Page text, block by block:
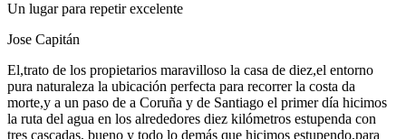
Un lugar para repetir excelente
Jose Capitán
El,trato de los propietarios maravilloso la casa de diez,el entorno
pura naturaleza la ubicación perfecta para recorrer la costa da
morte,y a un paso de a Coruña y de Santiago el primer día hicimos
la ruta del agua en los alrededores diez kilómetros estupenda con
tres cascadas, bueno y todo lo demás que hicimos estupendo,para